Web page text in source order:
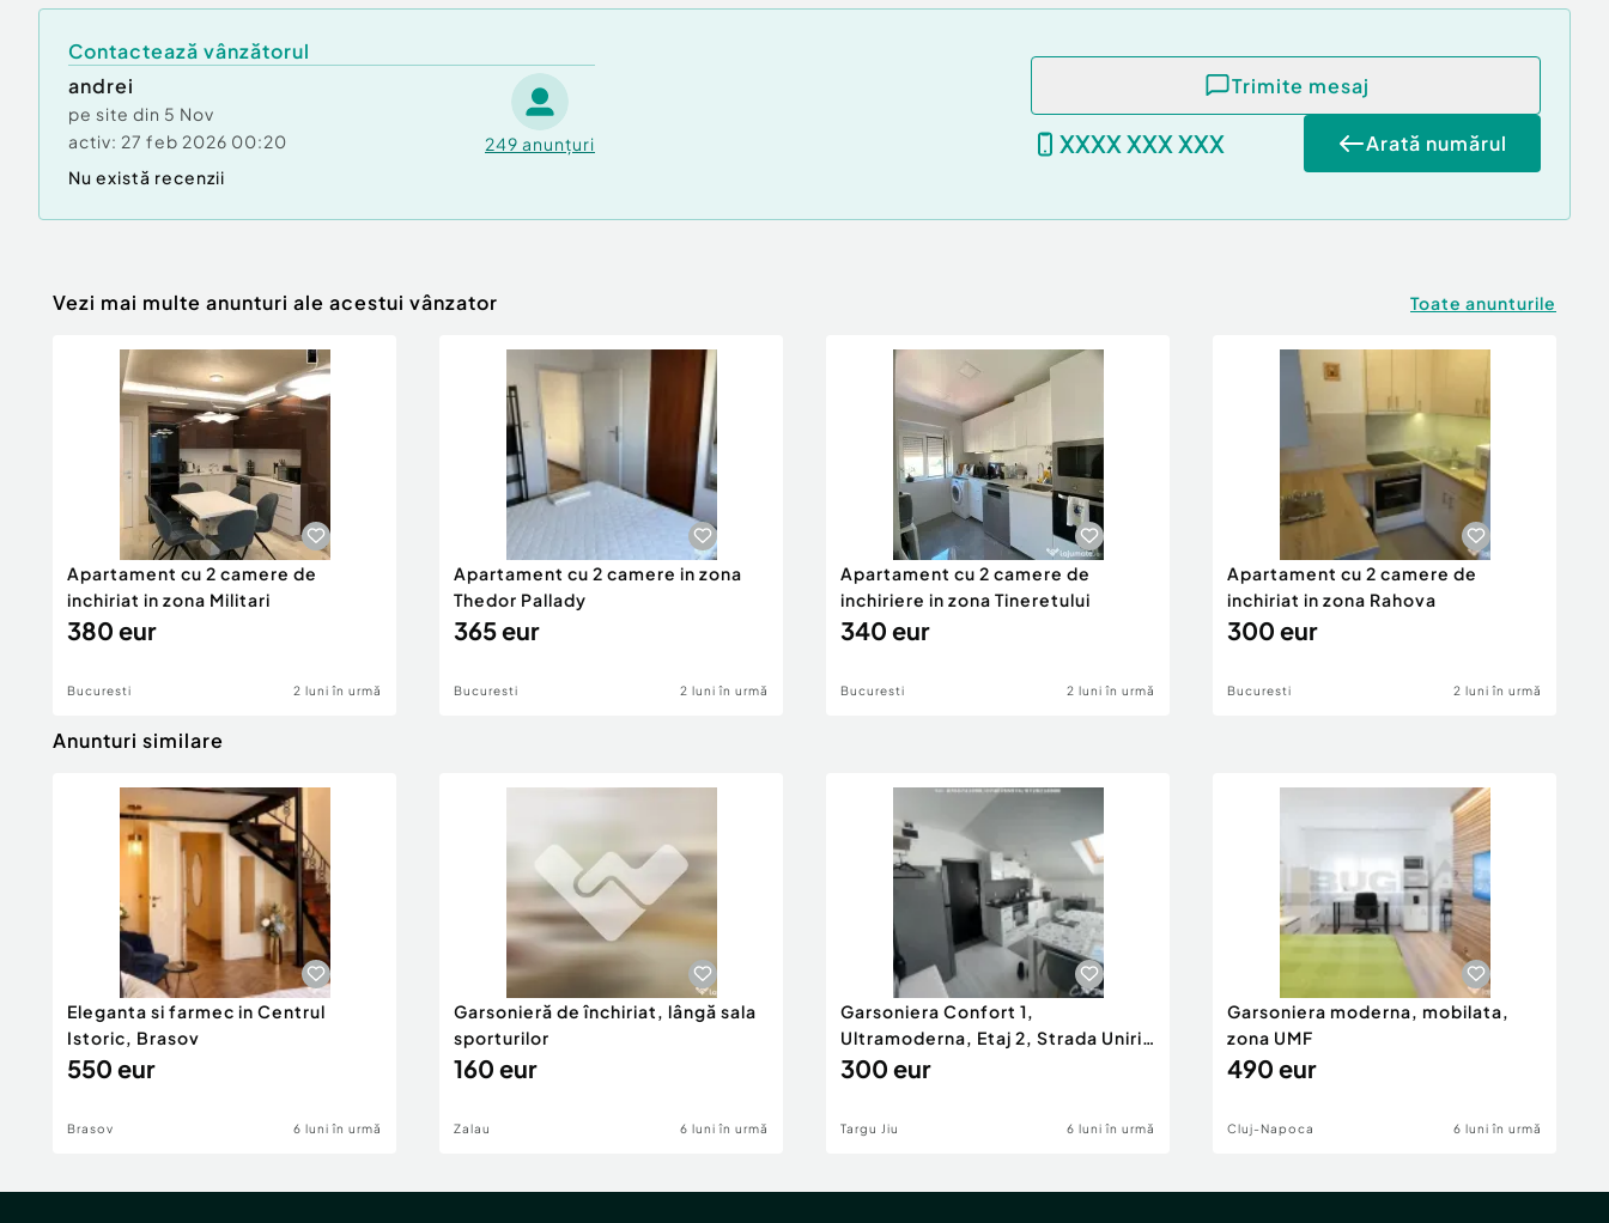
Contactează vânzătorul
andrei
pe site din 5 Nov
activ: 27 feb 2026 00:20 249 anunțuri
Nu există recenzii
Trimite mesaj
XXXX XXX XXX Arată numărul
Vezi mai multe anunturi ale acestui vânzator Toate anunturile
Apartament cu 2 camere de
inchiriat in zona Militari
380 eur
Bucuresti 2 luni în urmă
Apartament cu 2 camere in zona
Thedor Pallady
365 eur
Bucuresti 2 luni în urmă
Apartament cu 2 camere de
inchiriere in zona Tineretului
340 eur
Bucuresti 2 luni în urmă
Apartament cu 2 camere de
inchiriat in zona Rahova
300 eur
Bucuresti 2 luni în urmă
Anunturi similare
Eleganta si farmec in Centrul
Istoric, Brasov
550 eur
Brasov 6 luni în urmă
Garsonieră de închiriat, lângă sala
sporturilor
160 eur
Zalau 6 luni în urmă
Garsoniera Confort 1,
Ultramoderna, Etaj 2, Strada Unirii
2
300 eur
Targu Jiu 6 luni în urmă
Garsoniera moderna, mobilata,
zona UMF
490 eur
Cluj-Napoca 6 luni în urmă